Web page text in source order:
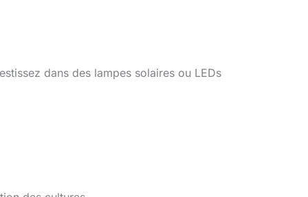
dans des lampes solaires ou LEDs